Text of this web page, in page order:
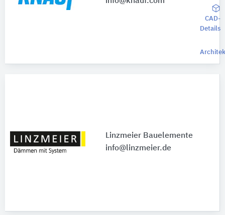
CAD-
Details
Linzmeier Bauelemente
info@linzmeier.de